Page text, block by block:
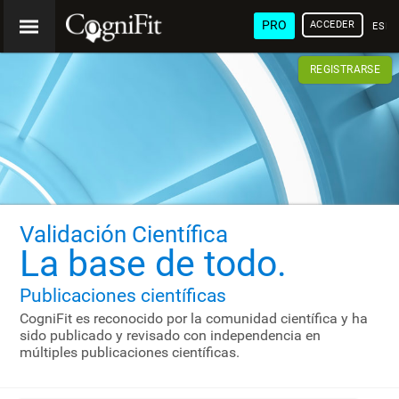
PRO ACCEDER
REGISTRARSE
Validación Científica
La base de todo.
Publicaciones científicas
CogniFit es reconocido por la comunidad científica y ha
sido publicado y revisado con independencia en
múltiples publicaciones científicas.